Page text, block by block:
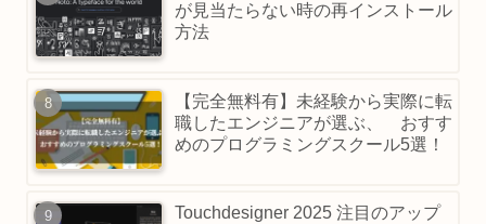
が見当たらない時の再インストール
方法
【完全無料有】未経験から実際に転
職したエンジニアが選ぶ、 おすす
めのプログラミングスクール5選！
Touchdesigner 2025 注目のアップ